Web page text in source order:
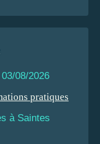
08/2026
à Saintes